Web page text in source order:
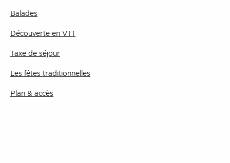
Balades
Découverte en VTT
Taxe de séjour
Les fêtes traditionnelles
Plan & accès